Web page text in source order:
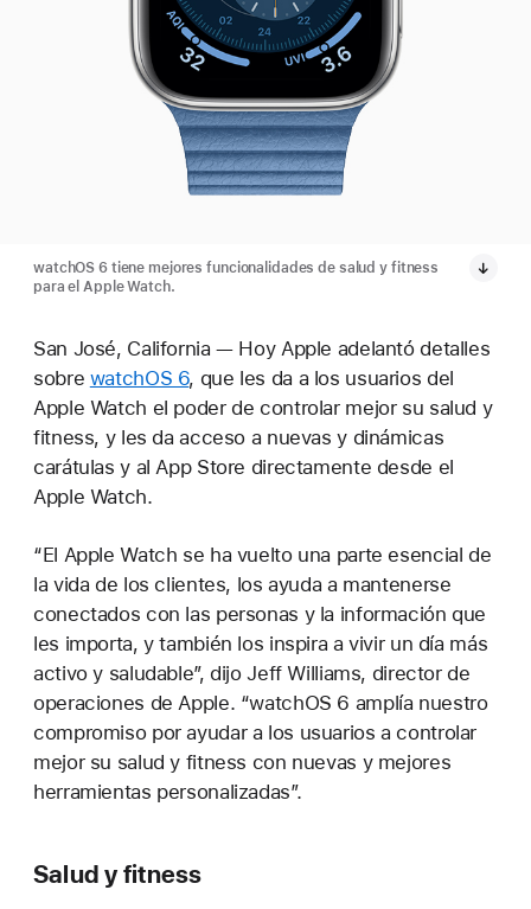
watchOS 6 tiene mejores funcionalidades de salud y fitness
para el Apple Watch.
San José, California — Hoy Apple adelantó detalles
sobre watchOS 6, que les da a los usuarios del
Apple Watch el poder de controlar mejor su salud y
fitness, y les da acceso a nuevas y dinámicas
carátulas y al App Store directamente desde el
Apple Watch.
“El Apple Watch se ha vuelto una parte esencial de
la vida de los clientes, los ayuda a mantenerse
conectados con las personas y la información que
les importa, y también los inspira a vivir un día más
activo y saludable”, dijo Jeff Williams, director de
operaciones de Apple. “watchOS 6 amplía nuestro
compromiso por ayudar a los usuarios a controlar
mejor su salud y fitness con nuevas y mejores
herramientas personalizadas”.
Salud y fitness